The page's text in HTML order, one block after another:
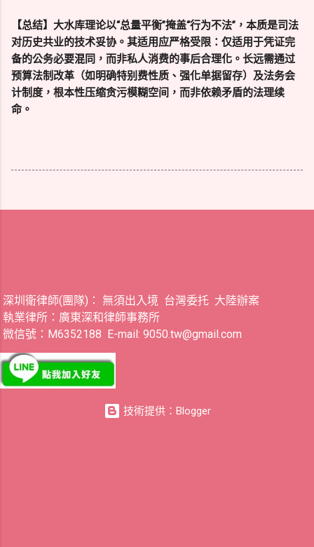
【总结】大水库理论以“总量平衡”掩盖“行为不法”，本质是司法
对历史共业的技术妥协。其适用应严格受限：仅适用于凭证完
备的公务必要混同，而非私人消费的事后合理化。长远需通过
预算法制改革（如明确特别费性质、强化单据留存）及法务会
计制度，根本性压缩贪污模糊空间，而非依赖矛盾的法理续
命。
深圳衛律師(團隊)： 無須出入境 台灣委托 大陸辦案
執業律所：廣東深和律師事務所
微信號：M6352188 E-mail: 9050.tw@gmail.com
技術提供：Blogger